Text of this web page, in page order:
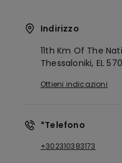
Indirizzo
11th Km Of The
Thessaloniki, EL
Ottieni indicazioni
*Telefono
+302310383173